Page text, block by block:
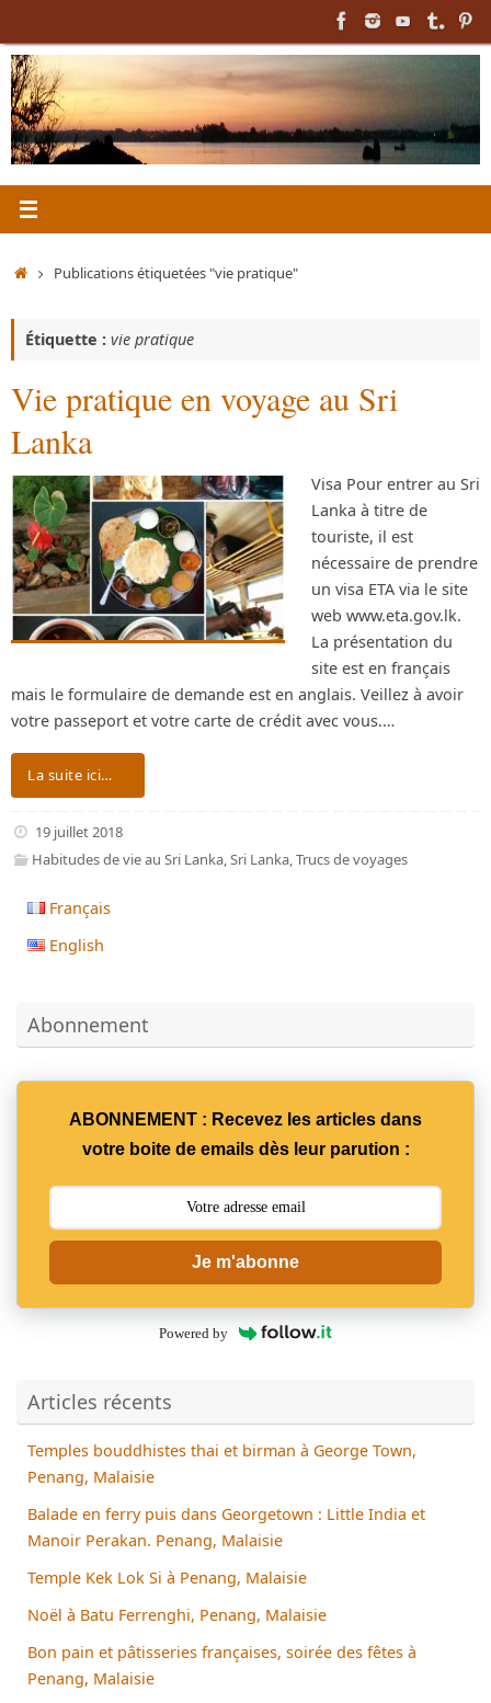
au
contenu
AccueilPublications étiquetées "vie pratique"
Étiquette : vie pratique
Vie pratique en voyage au Sri
Lanka
Visa Pour entrer au Sri
Lanka à titre de
touriste, il est
nécessaire de prendre
un visa ETA via le site
web www.eta.gov.lk.
La présentation du
site est en français
mais le formulaire de demande est en anglais. Veillez à avoir
votre passeport et votre carte de crédit avec vous.…
La suite ici…
19 juillet 2018
Habitudes de vie au Sri Lanka,Sri Lanka,Trucs de voyages
Français
English
Abonnement
ABONNEMENT : Recevez les articles dans
votre boite de emails dès leur parution :
Je m'abonne
Powered by
Articles récents
Temples bouddhistes thai et birman à George Town,
Penang, Malaisie
Balade en ferry puis dans Georgetown : Little India et
Manoir Perakan. Penang, Malaisie
Temple Kek Lok Si à Penang, Malaisie
Noël à Batu Ferrenghi, Penang, Malaisie
Bon pain et pâtisseries françaises, soirée des fêtes à
Penang, Malaisie